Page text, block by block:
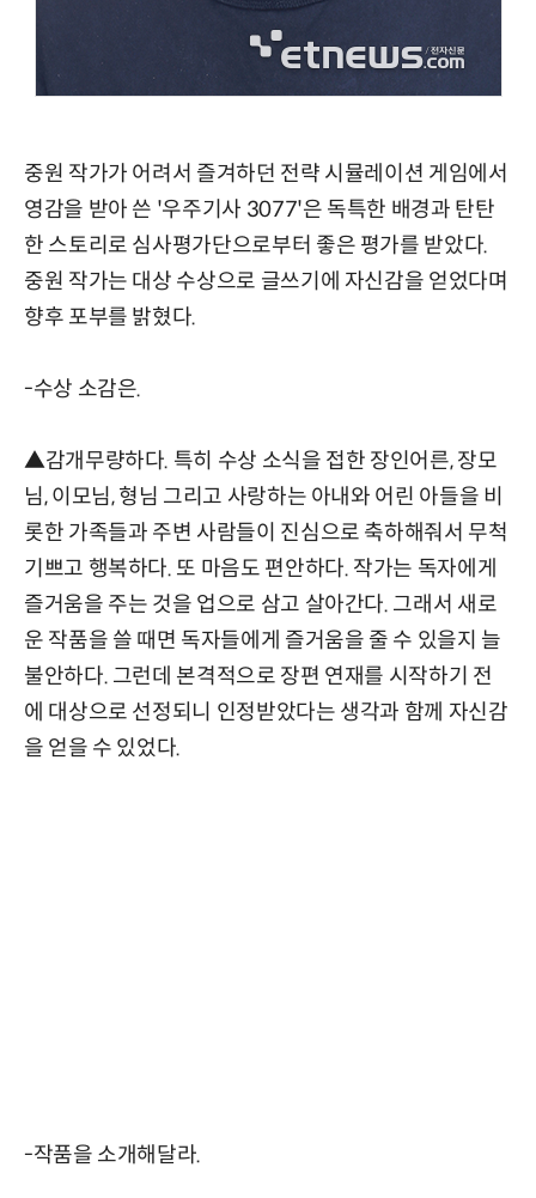
중원 작가가 어려서 즐겨하던 전략 시뮬레이션 게임에서
영감을 받아 쓴 '우주기사 3077'은 독특한 배경과 탄탄
한 스토리로 심사평가단으로부터 좋은 평가를 받았다.
중원 작가는 대상 수상으로 글쓰기에 자신감을 얻었다며
향후 포부를 밝혔다.
-수상 소감은.
▲감개무량하다. 특히 수상 소식을 접한 장인어른, 장모
님, 이모님, 형님 그리고 사랑하는 아내와 어린 아들을 비
롯한 가족들과 주변 사람들이 진심으로 축하해줘서 무척
기쁘고 행복하다. 또 마음도 편안하다. 작가는 독자에게
즐거움을 주는 것을 업으로 삼고 살아간다. 그래서 새로
운 작품을 쓸 때면 독자들에게 즐거움을 줄 수 있을지 늘
불안하다. 그런데 본격적으로 장편 연재를 시작하기 전
에 대상으로 선정되니 인정받았다는 생각과 함께 자신감
을 얻을 수 있었다.
-작품을 소개해달라.